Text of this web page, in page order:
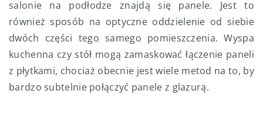
salonie na podłodze znajdą się panele. Jest to
również sposób na optyczne oddzielenie od siebie
dwóch części tego samego pomieszczenia. Wyspa
kuchenna czy stół mogą zamaskować łączenie paneli
z płytkami, chociaż obecnie jest wiele metod na to, by
bardzo subtelnie połączyć panele z glazurą.